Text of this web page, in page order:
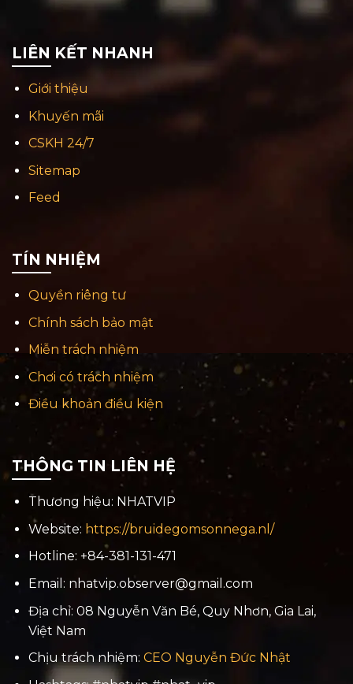
LIÊN KẾT NHANH
Giới thiệu
Khuyến mãi
CSKH 24/7
Sitemap
Feed
TÍN NHIỆM
Quyền riêng tư
Chính sách bảo mật
Miễn trách nhiệm
Chơi có trách nhiệm
Điều khoản điều kiện
THÔNG TIN LIÊN HỆ
Thương hiệu: NHATVIP
Website: https://bruidegomsonnega.nl/
Hotline: +84-381-131-471
Email: nhatvip.observer@gmail.com
Địa chỉ: 08 Nguyễn Văn Bé, Quy Nhơn, Gia Lai,
Việt Nam
Chịu trách nhiệm: CEO Nguyễn Đức Nhật